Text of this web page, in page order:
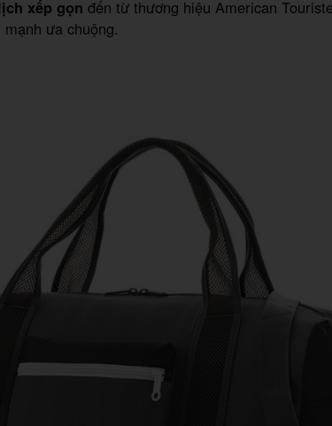
xếp gọn đến từ thương hiệu American
ưa chuộng.